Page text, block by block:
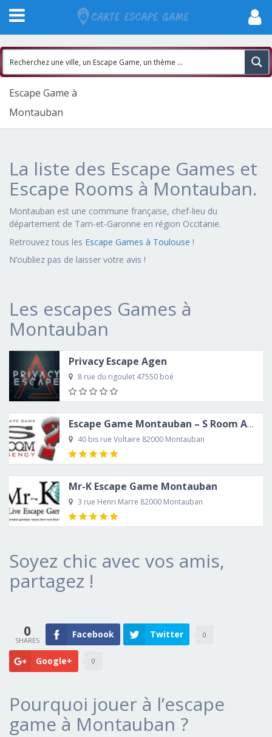
Escape Game à
Montauban
La liste des Escape Games et
Escape Rooms à Montauban.
Montauban est une commune française, chef-lieu du
département de Tarn-et-Garonne en région Occitanie.
Retrouvez tous les Escape Games à Toulouse !
N’oubliez pas de laisser votre avis !
Les escapes Games à
Montauban
Privacy Escape Agen
8 rue du rigoulet 47550 boé
Escape Game Montauban – S Room Agency
40 bis rue Voltaire 82000 Montauban
Mr-K Escape Game Montauban
3 rue Henri Marre 82000 Montauban
Soyez chic avec vos amis,
partagez !
0 Facebook Twitter 0
Google+ 0
Pourquoi jouer à l’escape
game à Montauban ?